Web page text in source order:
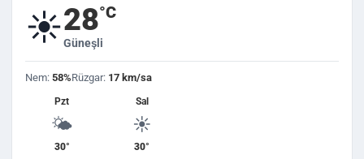
☀️28°C
Güneşli
Nem: 58%Rüzgar: 17 km/sa
Pzt
🌤️
30°
Sal
☀️
30°